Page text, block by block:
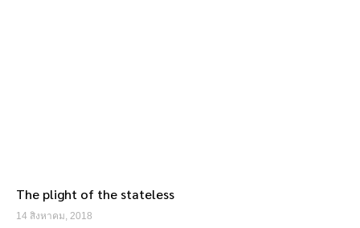
The plight of the stateless
14 สิงหาคม, 2018